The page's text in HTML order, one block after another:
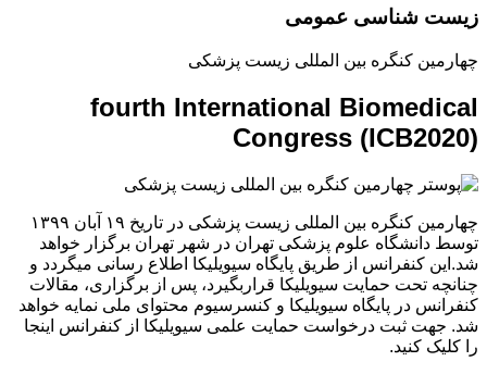
زیست شناسی عمومی
چهارمین کنگره بین المللی زیست پزشکی
fourth International Biomedical
Congress (ICB2020)
چهارمین کنگره بین المللی زیست پزشکی در تاریخ ۱۹ آبان ۱۳۹۹
توسط دانشگاه علوم پزشکی تهران در شهر تهران برگزار خواهد
شد.این کنفرانس از طریق پایگاه سیویلیکا اطلاع رسانی میگردد و
چنانچه تحت حمایت سیویلیکا قراربگیرد، پس از برگزاری، مقالات
کنفرانس در پایگاه سیویلیکا و کنسرسیوم محتوای ملی نمایه خواهد
شد. جهت ثبت درخواست حمایت علمی سیویلیکا از کنفرانس اینجا
را کلیک کنید.